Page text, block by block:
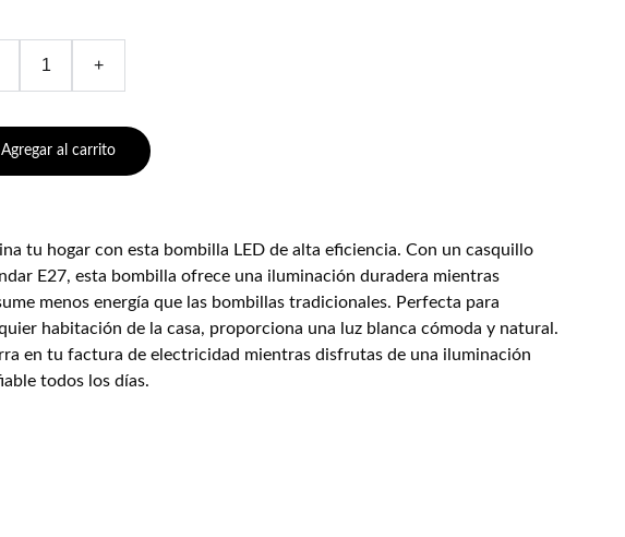
+
Agregar al carrito
tu hogar con esta bombilla LED de alta eficiencia. Con un casquillo
E27, esta bombilla ofrece una iluminación duradera mientras
menos energía que las bombillas tradicionales. Perfecta para
habitación de la casa, proporciona una luz blanca cómoda y natural.
en tu factura de electricidad mientras disfrutas de una iluminación
todos los días.